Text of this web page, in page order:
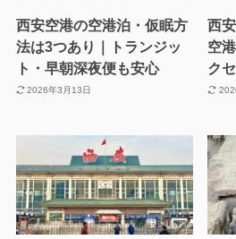
西安空港の空港泊・仮眠方
法は3つあり｜トランジッ
ト・早朝深夜便も安心
2026年3月13日
西
空
ク